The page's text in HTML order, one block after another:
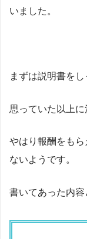
いました。
まずは説明書をし
思っていた以上
やはり報酬をも
ないようです。
書いてあった内容